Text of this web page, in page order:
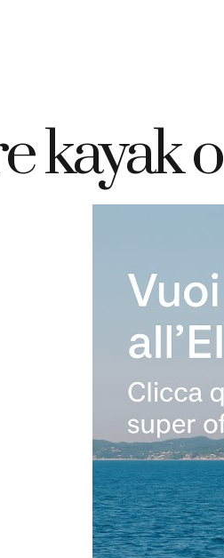
kayak